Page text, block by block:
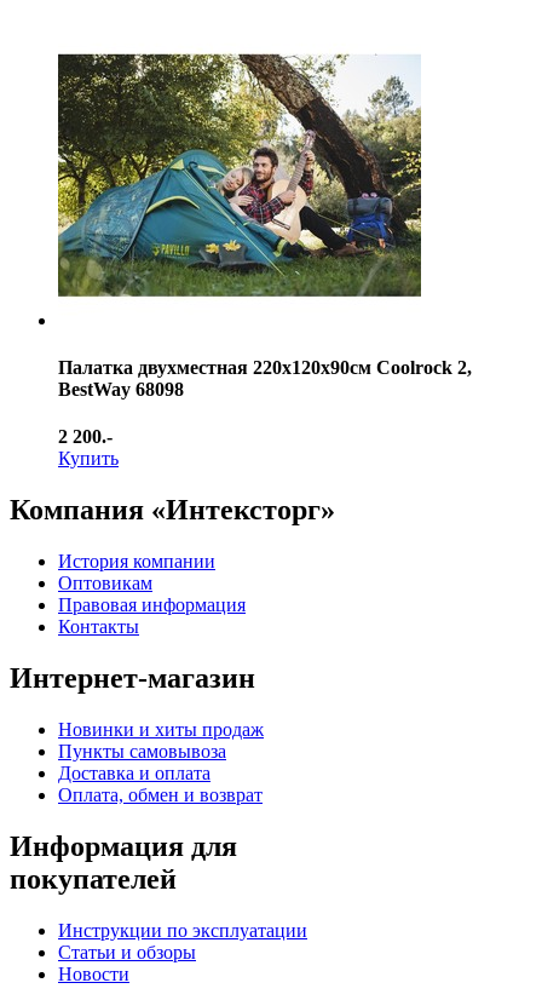
Палатка двухместная 220х120х90см Coolrock 2,
BestWay 68098
2 200.-
Купить
Компания «Интексторг»
История компании
Оптовикам
Правовая информация
Контакты
Интернет-магазин
Новинки и хиты продаж
Пункты самовывоза
Доставка и оплата
Оплата, обмен и возврат
Информация для
покупателей
Инструкции по эксплуатации
Статьи и обзоры
Новости